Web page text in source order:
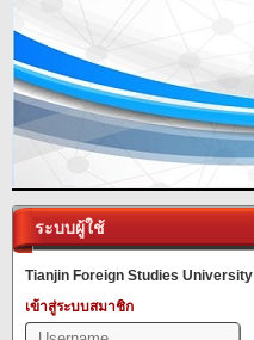
ระบบผู้ใช้
Tianjin Foreign Studies University
เข้าสู่ระบบสมาชิก